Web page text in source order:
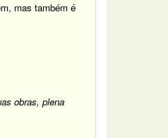
mas também é
obras, plena